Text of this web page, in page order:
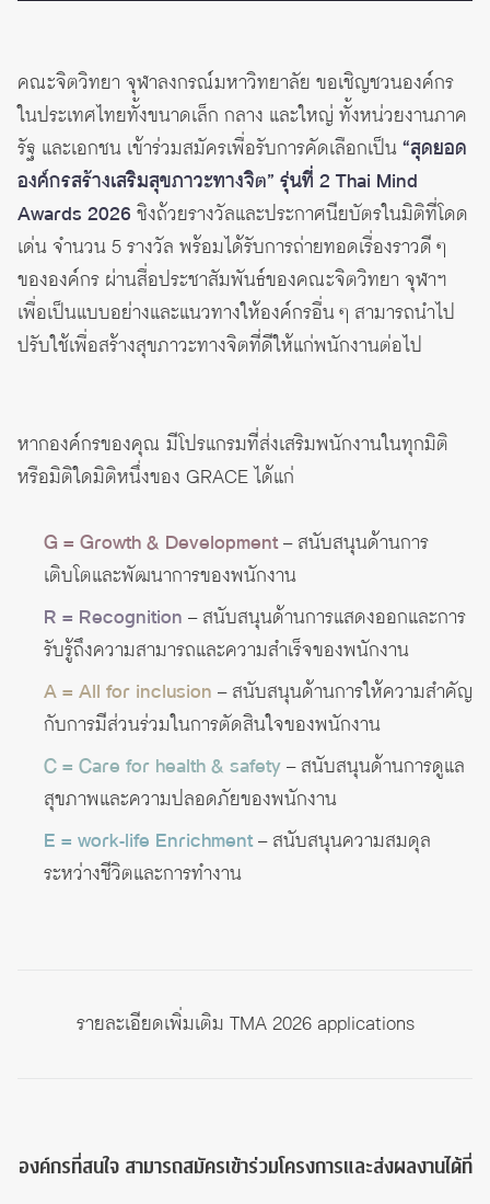
คณะจิตวิทยา จุฬาลงกรณ์มหาวิทยาลัย ขอเชิญชวนองค์กร
ในประเทศไทยทั้งขนาดเล็ก กลาง และใหญ่ ทั้งหน่วยงานภาค
รัฐ และเอกชน เข้าร่วมสมัครเพื่อรับการคัดเลือกเป็น“สุดยอด
องค์กรสร้างเสริมสุขภาวะทางจิต” รุ่นที่ 2 Thai Mind
Awards 2026 ชิงถ้วยรางวัลและประกาศนียบัตรในมิติที่โดด
เด่น จำนวน 5 รางวัล พร้อมได้รับการถ่ายทอดเรื่องราวดี ๆ
ขององค์กร ผ่านสื่อประชาสัมพันธ์ของคณะจิตวิทยา จุฬาฯ
เพื่อเป็นแบบอย่างและแนวทางให้องค์กรอื่น ๆ สามารถนำไป
ปรับใช้เพื่อสร้างสุขภาวะทางจิตที่ดีให้แก่พนักงานต่อไป
หากองค์กรของคุณ มีโปรแกรมที่ส่งเสริมพนักงานในทุกมิติ
หรือมิติใดมิติหนึ่งของ GRACE ได้แก่
G = Growth & Development– สนับสนุนด้านการ
เติบโตและพัฒนาการของพนักงาน
R = Recognition – สนับสนุนด้านการแสดงออกและการ
รับรู้ถึงความสามารถและความสำเร็จของพนักงาน
A = All for inclusion – สนับสนุนด้านการให้ความสำคัญ
กับการมีส่วนร่วมในการตัดสินใจของพนักงาน
C = Care for health & safety– สนับสนุนด้านการดูแล
สุขภาพและความปลอดภัยของพนักงาน
E = work-life Enrichment– สนับสนุนความสมดุล
ระหว่างชีวิตและการทำงาน
รายละเอียดเพิ่มเติม TMA 2026 applications
องค์กรที่สนใจ สามารถสมัครเข้าร่วมโครงการและส่งผลงานได้ที่